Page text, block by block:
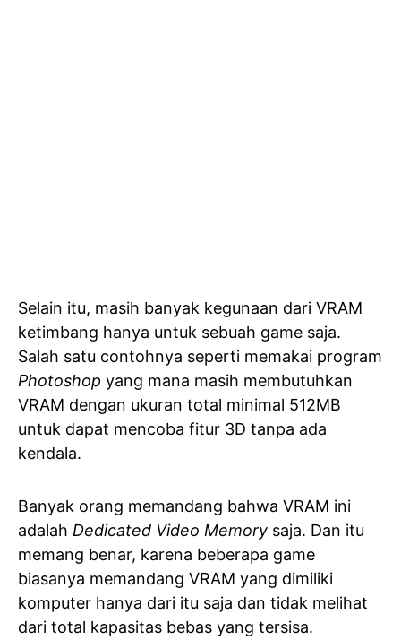
Selain itu, masih banyak kegunaan dari VRAM
ketimbang hanya untuk sebuah game saja.
Salah satu contohnya seperti memakai program
Photoshop yang mana masih membutuhkan
VRAM dengan ukuran total minimal 512MB
untuk dapat mencoba fitur 3D tanpa ada
kendala.
Banyak orang memandang bahwa VRAM ini
adalah Dedicated Video Memory saja. Dan itu
memang benar, karena beberapa game
biasanya memandang VRAM yang dimiliki
komputer hanya dari itu saja dan tidak melihat
dari total kapasitas bebas yang tersisa.